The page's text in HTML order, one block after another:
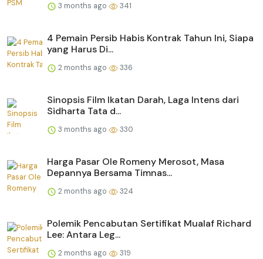
3 months ago 341
4 Pemain Persib Habis Kontrak Tahun Ini, Siapa
yang Harus Di...
2 months ago 336
Sinopsis Film Ikatan Darah, Laga Intens dari
Sidharta Tata d...
3 months ago 330
Harga Pasar Ole Romeny Merosot, Masa
Depannya Bersama Timnas...
2 months ago 324
Polemik Pencabutan Sertifikat Mualaf Richard
Lee: Antara Leg...
2 months ago 319